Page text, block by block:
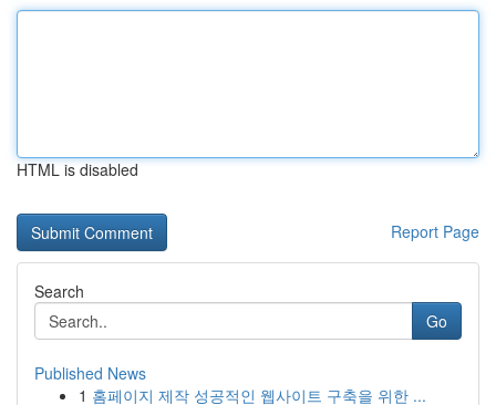
HTML is disabled
Report Page
Search
Go
Published News
1 홈페이지 제작 성공적인 웹사이트 구축을 위한 ...